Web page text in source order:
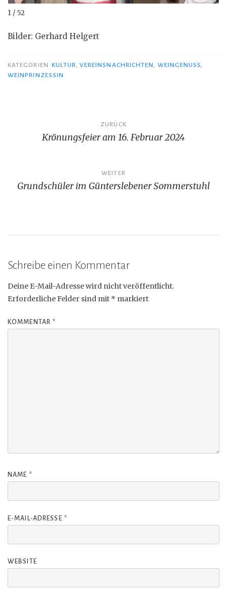
1 / 52
Bilder: Gerhard Helgert
KATEGORIEN KULTUR, VEREINSNACHRICHTEN, WEINGENUSS,
WEINPRINZESSIN
Beitragsnavigation
ZURÜCK
Krönungsfeier am 16. Februar 2024
WEITER
Grundschüler im Günterslebener Sommerstuhl
Schreibe einen Kommentar
Deine E-Mail-Adresse wird nicht veröffentlicht.
Erforderliche Felder sind mit * markiert
KOMMENTAR *
NAME *
E-MAIL-ADRESSE *
WEBSITE